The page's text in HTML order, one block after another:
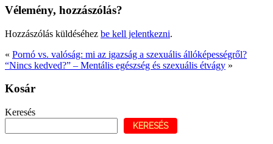
Vélemény, hozzászólás?
Hozzászólás küldéséhez be kell jelentkezni.
« Pornó vs. valóság: mi az igazság a szexuális állóképességről?
“Nincs kedved?” – Mentális egészség és szexuális étvágy »
Kosár
Keresés
KERESÉS